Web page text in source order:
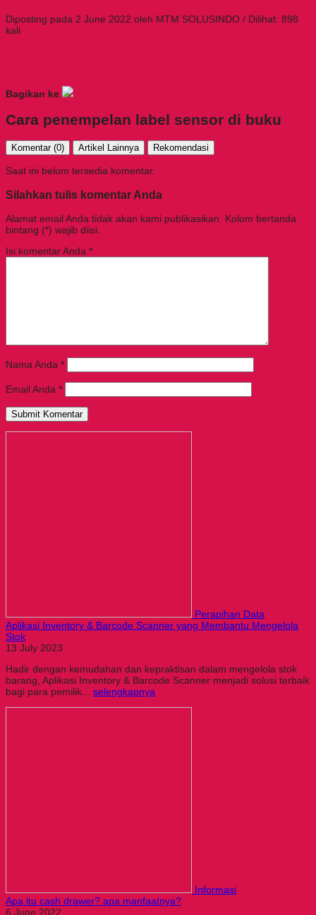
Diposting pada 2 June 2022 oleh MTM SOLUSINDO / Dilihat: 898
kali
Bagikan ke
Cara penempelan label sensor di buku
Komentar (0) Artikel Lainnya Rekomendasi
Saat ini belum tersedia komentar.
Silahkan tulis komentar Anda
Alamat email Anda tidak akan kami publikasikan. Kolom bertanda
bintang (*) wajib diisi.
Isi komentar Anda *
Nama Anda *
Email Anda *
Perapihan Data
Aplikasi Inventory & Barcode Scanner yang Membantu Mengelola
Stok
13 July 2023
Hadir dengan kemudahan dan kepraktisan dalam mengelola stok
barang, Aplikasi Inventory & Barcode Scanner menjadi solusi terbaik
bagi para pemilik... selengkapnya
Informasi
Apa itu cash drawer? apa manfaatnya?
6 June 2022